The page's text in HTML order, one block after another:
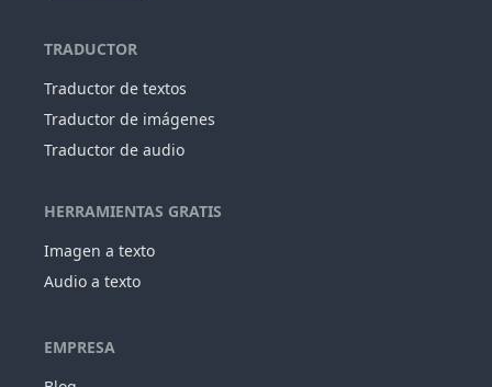
TRADUCTOR
Traductor de textos
Traductor de imágenes
Traductor de audio
HERRAMIENTAS GRATIS
Imagen a texto
Audio a texto
EMPRESA